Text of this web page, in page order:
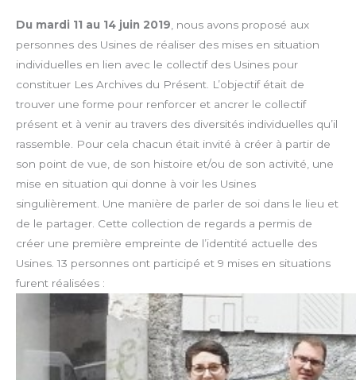
Du mardi 11 au 14 juin 2019 ​, nous avons proposé aux
personnes des Usines de réaliser des mises en situation
individuelles en lien avec le collectif des Usines pour
constituer Les Archives du Présent. L’objectif était de
trouver une forme pour renforcer et ancrer le collectif
présent et à venir au travers des diversités individuelles qu’il
rassemble. Pour cela chacun était invité à créer à partir de
son point de vue, de son histoire et/ou de son activité, une
mise en situation qui donne à voir les Usines
singulièrement. Une manière de parler de soi dans le lieu et
de le partager. Cette collection de regards a permis de
créer une première empreinte de l’identité actuelle des
Usines. 13 personnes ont participé et 9 mises en situations
furent réalisées :